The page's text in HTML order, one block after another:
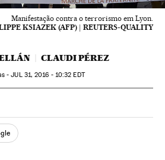
Manifestação contra o terrorismo em Lyon.
KSIAZEK (AFP) | REUTERS-QUALITY
CLAUDI PÉREZ
-JUL31, 2016 - 10:32 EDT
Twitter
Redes Sociales